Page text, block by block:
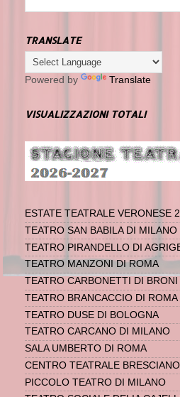
TRANSLATE
Powered by Translate
VISUALIZZAZIONI TOTALI
ESTATE TEATRALE VERONESE
TEATRO SAN BABILA DI MILANO
TEATRO PIRANDELLO DI
TEATRO MANZONI DI ROMA
TEATRO CARBONETTI DI BRONI
TEATRO BRANCACCIO DI ROMA
TEATRO DUSE DI BOLOGNA
TEATRO CARCANO DI MILANO
SALA UMBERTO DI ROMA
CENTRO TEATRALE BRESCIANO
PICCOLO TEATRO DI MILANO